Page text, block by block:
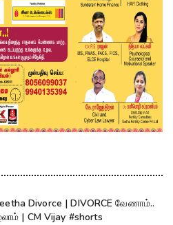
Divorce | DIVORCE வேணாம்..
| CM Vijay #shorts